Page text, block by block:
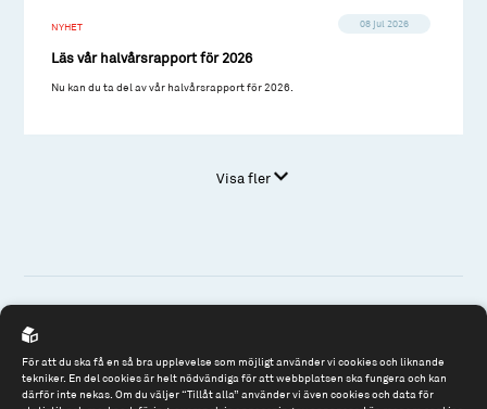
NYHET 08 jul 2026
Läs vår halvårsrapport för 2026
Nu kan du ta del av vår halvårsrapport för 2026.
Visa fler
Riddargatan 17
114 57 Stockholm
För att du ska få en så bra upplevelse som möjligt använder vi cookies och liknande
tekniker. En del cookies är helt nödvändiga för att webbplatsen ska fungera och kan
därför inte nekas. Om du väljer “Tillåt alla” använder vi även cookies och data för